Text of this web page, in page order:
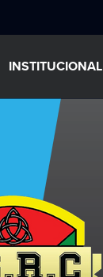
INSTITUCIONAL